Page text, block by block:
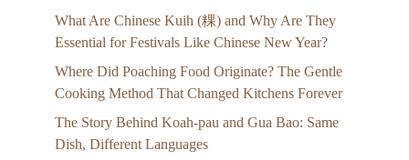
What Are Chinese Kuih (粿) and Why Are They
Essential for Festivals Like Chinese New Year?
Where Did Poaching Food Originate? The Gentle
Cooking Method That Changed Kitchens Forever
The Story Behind Koah-pau and Gua Bao: Same
Dish, Different Languages